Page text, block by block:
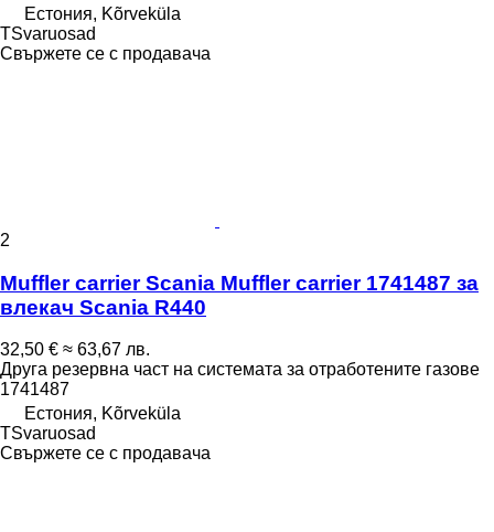
Естония, Kõrveküla
TSvaruosad
Свържете се с продавача
2
Muffler carrier Scania Muffler carrier 1741487 за
влекач Scania R440
32,50 € ≈ 63,67 лв.
Друга резервна част на системата за отработените газове
1741487
Естония, Kõrveküla
TSvaruosad
Свържете се с продавача